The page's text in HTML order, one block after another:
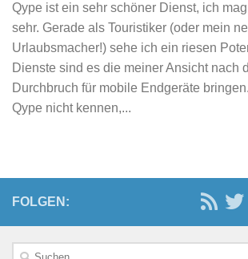
Qype ist ein sehr schöner Dienst, ich
sehr. Gerade als Touristiker (oder mein
Urlaubsmacher!) sehe ich ein riesen
Dienste sind es die meiner Ansicht nach
Durchbruch für mobile Endgeräte
Qype nicht kennen,...
FOLGEN:
Suchen